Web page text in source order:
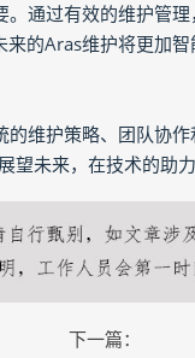
通过有效的维护管理
的Aras维护将更加
维护策略、团队协
未来，在技术的助
下一篇：